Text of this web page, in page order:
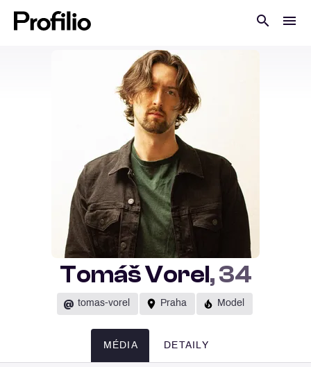
Tomáš Vorel, 34
@ tomas-vorel Praha Model
MÉDIA DETAILY